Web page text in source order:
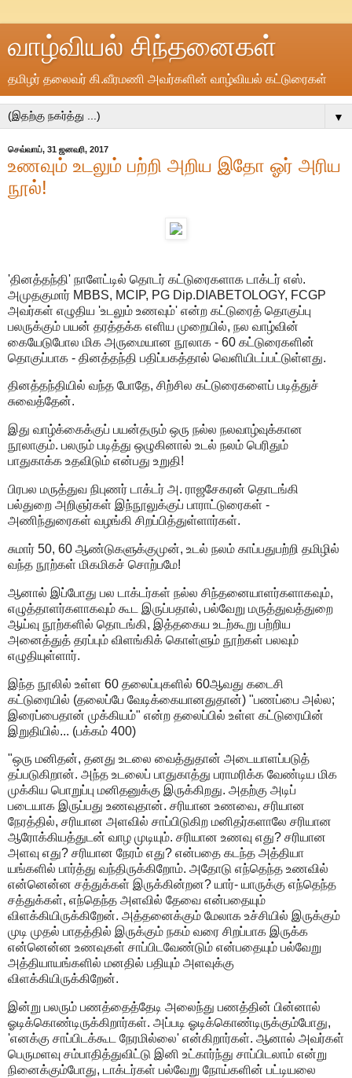
வாழ்வியல் சிந்தனைகள்
தமிழர் தலைவர் கி.வீரமணி அவர்களின் வாழ்வியல் கட்டுரைகள்
▼
செவ்வாய், 31 ஜனவரி, 2017
உணவும் உடலும் பற்றி அறிய இதோ ஓர் அரிய
நூல்!
'தினத்தந்தி' நாளேட்டில் தொடர் கட்டுரைகளாக டாக்டர் எஸ்.
அமுதகுமார் MBBS, MCIP, PG Dip.DIABETOLOGY, FCGP
அவர்கள் எழுதிய 'உடலும் உணவும்' என்ற கட்டுரைத் தொகுப்பு
பலருக்கும் பயன் தரத்தக்க எளிய முறையில், நல வாழ்வின்
கையேடுபோல மிக அருமையான நூலாக - 60 கட்டுரைகளின்
தொகுப்பாக - தினத்தந்தி பதிப்பகத்தால் வெளியிடப்பட்டுள்ளது.
தினத்தந்தியில் வந்த போதே, சிற்சில கட்டுரைகளைப் படித்துச்
சுவைத்தேன்.
இது வாழ்க்கைக்குப் பயன்தரும் ஒரு நல்ல நலவாழ்வுக்கான
நூலாகும். பலரும் படித்து ஒழுகினால் உடல் நலம் பெரிதும்
பாதுகாக்க உதவிடும் என்பது உறுதி!
பிரபல மருத்துவ நிபுணர் டாக்டர் அ. ராஜசேகரன் தொடங்கி
பல்துறை அறிஞர்கள் இந்நூலுக்குப் பாராட்டுரைகள் -
அணிந்துரைகள் வழங்கி சிறப்பித்துள்ளார்கள்.
சுமார் 50, 60 ஆண்டுகளுக்குமுன், உடல் நலம் காப்பதுபற்றி தமிழில்
வந்த நூற்கள் மிகமிகச் சொற்பமே!
ஆனால் இப்போது பல டாக்டர்கள் நல்ல சிந்தனையாளர்களாகவும்,
எழுத்தாளர்களாகவும் கூட இருப்பதால், பல்வேறு மருத்துவத்துறை
ஆய்வு நூற்களில் தொடங்கி, இத்தகைய உடற்கூறு பற்றிய
அனைத்துத் தரப்பும் விளங்கிக் கொள்ளும் நூற்கள் பலவும்
எழுதியுள்ளார்.
இந்த நூலில் உள்ள 60 தலைப்புகளில் 60ஆவது கடைசி
கட்டுரையில் (தலைப்பே வேடிக்கையானதுதான்) "பணப்பை அல்ல;
இரைப்பைதான் முக்கியம்" என்ற தலைப்பில் உள்ள கட்டுரையின்
இறுதியில்... (பக்கம் 400)
"ஒரு மனிதன், தனது உடலை வைத்துதான் அடையாளப்படுத்
தப்படுகிறான். அந்த உடலைப் பாதுகாத்து பராமரிக்க வேண்டிய மிக
முக்கிய பொறுப்பு மனிதனுக்கு இருக்கிறது. அதற்கு அடிப்
படையாக இருப்பது உணவுதான். சரியான உணவை, சரியான
நேரத்தில், சரியான அளவில் சாப்பிடுகிற மனிதர்களாலே சரியான
ஆரோக்கியத்துடன் வாழ முடியும். சரியான உணவு எது? சரியான
அளவு எது? சரியான நேரம் எது? என்பதை கடந்த அத்தியா
யங்களில் பார்த்து வந்திருக்கிறோம். அதோடு எந்தெந்த உணவில்
என்னென்ன சத்துக்கள் இருக்கின்றன? யார்- யாருக்கு எந்தெந்த
சத்துக்கள், எந்தெந்த அளவில் தேவை என்பதையும்
விளக்கியிருக்கிறேன். அத்தனைக்கும் மேலாக உச்சியில் இருக்கும்
முடி முதல் பாதத்தில் இருக்கும் நகம் வரை சிறப்பாக இருக்க
என்னென்ன உணவுகள் சாப்பிடவேண்டும் என்பதையும் பல்வேறு
அத்தியாயங்களில் மனதில் பதியும் அளவுக்கு
விளக்கியிருக்கிறேன்.
இன்று பலரும் பணத்தைத்தேடி அலைந்து பணத்தின் பின்னால்
ஓடிக்கொண்டிருக்கிறார்கள். அப்படி ஓடிக்கொண்டிருக்கும்போது,
'எனக்கு சாப்பிடக்கூட நேரமில்லை' என்கிறார்கள். ஆனால் அவர்கள்
பெருமளவு சம்பாதித்துவிட்டு இனி உட்கார்ந்து சாப்பிடலாம் என்று
நினைக்கும்போது, டாக்டர்கள் பல்வேறு நோய்களின் பட்டியலை